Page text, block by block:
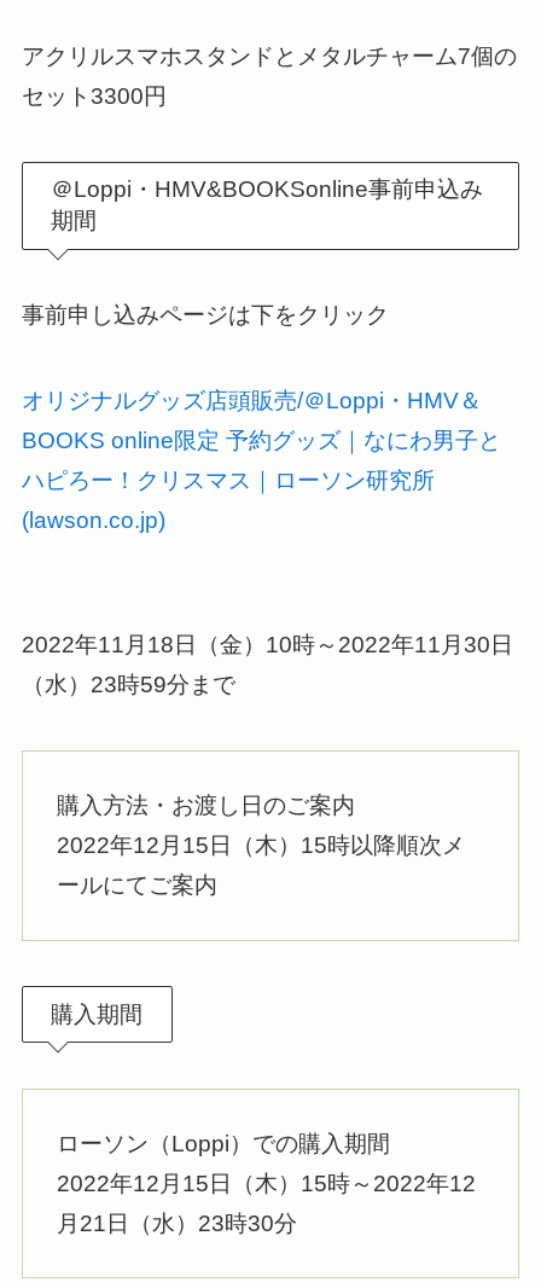
アクリルスマホスタンドとメタルチャーム7個の
セット3300円
＠Loppi・HMV&BOOKSonline事前申込み
期間
事前申し込みページは下をクリック
オリジナルグッズ店頭販売/＠Loppi・HMV＆
BOOKS online限定 予約グッズ｜なにわ男子と
ハピろー！クリスマス｜ローソン研究所
(lawson.co.jp)
2022年11月18日（金）10時～2022年11月30日
（水）23時59分まで
購入方法・お渡し日のご案内
2022年12月15日（木）15時以降順次メ
ールにてご案内
購入期間
ローソン（Loppi）での購入期間
2022年12月15日（木）15時～2022年12
月21日（水）23時30分